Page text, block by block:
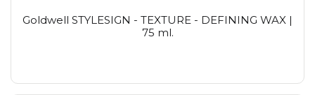
Goldwell STYLESIGN - TEXTURE - DEFINING WAX |
75 ml.